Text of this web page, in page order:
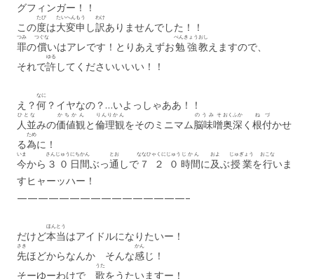
グフィンガー！！
この度
たび
は大変
たいへん
申
もう
し訳
わけ
ありませんでした！！
罪
つみ
の償
つぐな
いはアレです！とりあえずお勉強
べんきょう
教
おし
えますので、
それで許
ゆる
してくださいいいい！！
え？何
なに
？イヤなの？…いよっしゃああ！！
人並
ひとな
みの価値観
かちかん
と倫理観
りんりかん
をそのミニマム脳味噌
のうみそ
奥
おく
深
ふか
く 根付
ねづ
かせ
る為
ため
に！
今
いま
から ３０
さんじゅう
日間
にちかん
ぶっ通
とお
しで ７２０
ななひゃくにじゅう
時間
じかん
に及
およ
ぶ授業
じゅぎょう
を行
おこな
いま
すヒャーッハー！
————————————————–
だけど本当
ほんとう
はアイドルになりたいー！
先
さき
ほどからなんか そんな感
かん
じ！
そーゆーわけで 歌
うた
をうたいますー！